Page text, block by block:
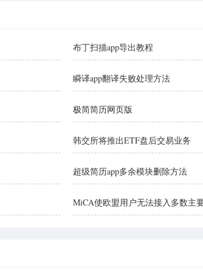
布丁扫描app导出教程
瞬译app翻译失败处理方法
极简简历网页版
韩交所将推出ETF盘后交易业务
超级简历app多余模块删除方法
MiCA使欧盟用户无法接入多数主